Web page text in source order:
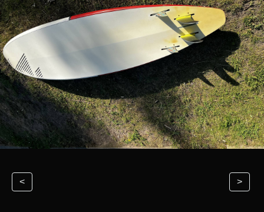
< >